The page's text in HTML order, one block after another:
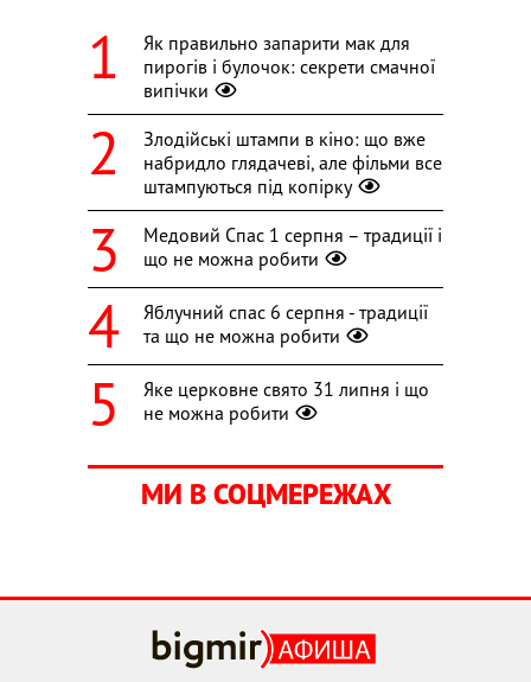
Як правильно запарити мак для
пирогів і булочок: секрети смачної
випічки
Злодійські штампи в кіно: що вже
набридло глядачеві, але фільми все
штампуються під копірку
Медовий Спас 1 серпня – традиції і
що не можна робити
Яблучний спас 6 серпня - традиції
та що не можна робити
Яке церковне свято 31 липня і що
не можна робити
МИ В СОЦМЕРЕЖАХ